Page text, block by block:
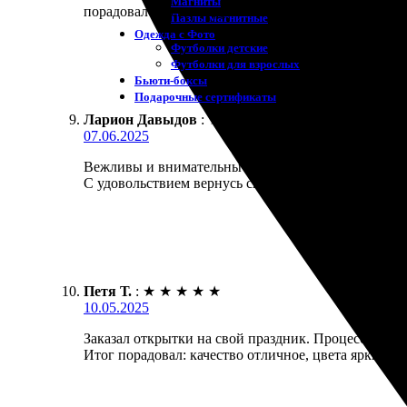
Пазлы магнитные
Одежда с Фото
Футболки детские
Футболки для взрослых
Бьюти-боксы
Подарочные сертификаты
порадовало. Рекомендую всем!
Ларион Давыдов : ★
07.06.2025
Вежливы и внимательны к деталям. Заказал
С удовольствием вернусь снова!
Петя Т. : ★ ★ ★ ★ ★
10.05.2025
Заказал открытки на свой праздник. Процесс
Итог порадовал: качество отличное, цвета яркие.